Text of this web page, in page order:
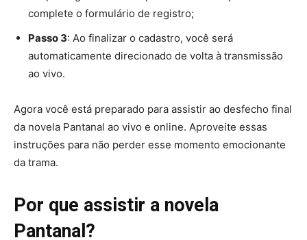
complete o formulário de registro;
Passo 3: Ao finalizar o cadastro, você será
automaticamente direcionado de volta à transmissão
ao vivo.
Agora você está preparado para assistir ao desfecho final
da novela Pantanal ao vivo e online. Aproveite essas
instruções para não perder esse momento emocionante
da trama.
Por que assistir a novela
Pantanal?